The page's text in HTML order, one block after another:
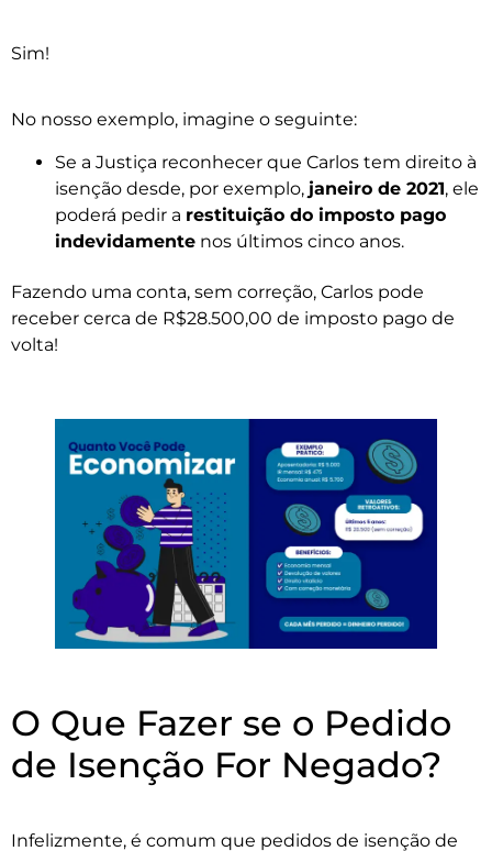
Sim!
No nosso exemplo, imagine o seguinte:
Se a Justiça reconhecer que Carlos tem direito à
isenção desde, por exemplo, janeiro de 2021, ele
poderá pedir a restituição do imposto pago
indevidamente nos últimos cinco anos.
Fazendo uma conta, sem correção, Carlos pode
receber cerca de R$28.500,00 de imposto pago de
volta!
O Que Fazer se o Pedido
de Isenção For Negado?
Infelizmente, é comum que pedidos de isenção de